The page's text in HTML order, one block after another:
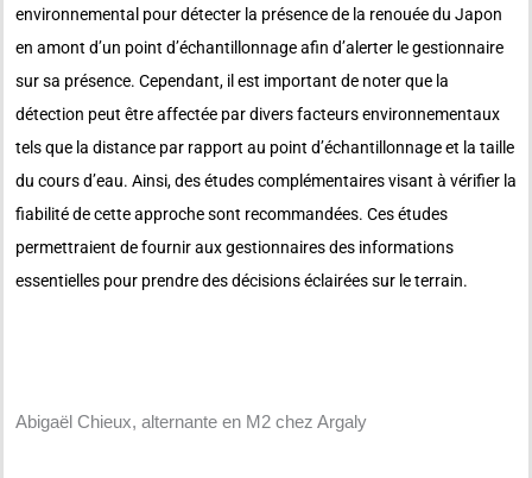
environnemental pour détecter la présence de la renouée du Japon
en amont d’un point d’échantillonnage afin d’alerter le gestionnaire
sur sa présence. Cependant, il est important de noter que la
détection peut être affectée par divers facteurs environnementaux
tels que la distance par rapport au point d’échantillonnage et la taille
du cours d’eau. Ainsi, des études complémentaires visant à vérifier la
fiabilité de cette approche sont recommandées. Ces études
permettraient de fournir aux gestionnaires des informations
essentielles pour prendre des décisions éclairées sur le terrain.
Abigaël Chieux, alternante en M2 chez Argaly